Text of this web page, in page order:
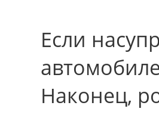
Если
Наконец,